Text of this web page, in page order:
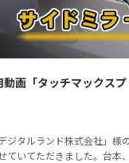
画「タッチマックスプ
ジタルランド株式会社」様
ていてただきました。台本